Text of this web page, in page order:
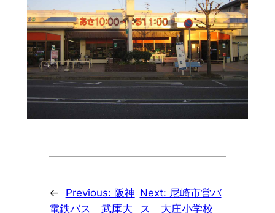
← Previous: 阪神
電鉄バス 武庫大
Next: 尼崎市営バ
ス 大庄小学校